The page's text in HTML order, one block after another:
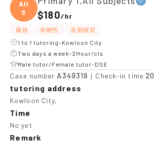
All
S
$180/hr
嚴格 有耐性
長期補習
1 to 1 tutoring-Kowloon City
Two days a week-2Hour/cls
Male tutor/Female tutor-DSE
Case number A349319 ｜Check-in time
tutoring address
Kowloon City,
Time
No yet
Remark